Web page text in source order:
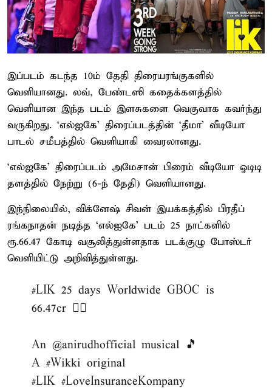
இப்படம் கடந்த 10ம் தேதி திரையரங்குகளில்
வெளியானது. லவ், பேண்டஸி கதைக்களத்தில்
வெளியான இந்த படம் இளசுகளை வெகுவாக கவர்ந்து
வருகிறது. ‘எல்ஐகே’ திரைப்படத்தின் ‘தீமா’ வீடியோ
பாடல் சமீபத்தில் வெளியாகி வைரலானது.
‘எல்ஐகே’ திரைப்படம் அமேசான் பிரைம் வீடியோ ஓடிடி
தளத்தில் நேற்று (6-ந் தேதி) வெளியானது.
இந்நிலையில், விக்னேஷ் சிவன் இயக்கத்தில் பிரதீப்
ரங்கநாதன் நடித்த ‘எல்ஐகே’ படம் 25 நாட்களில்
ரூ.66.47 கோடி வசூலித்துள்ளதாக படக்குழு போஸ்டர்
வெளியிட்டு அறிவித்துள்ளது.
#LIK 25 days Worldwide GBOC is
66.47cr ❤️‍🔥
An @anirudhofficial musical 🎵
A #Wikki original
#LIK #LoveInsuranceKompany